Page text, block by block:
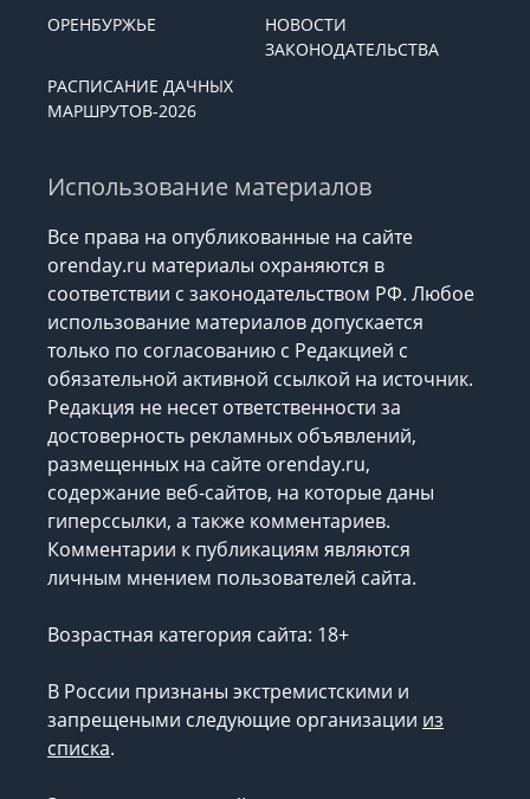
ОРЕНБУРЖЬЕ
НОВОСТИ
ЗАКОНОДАТЕЛЬСТВА
РАСПИСАНИЕ ДАЧНЫХ
МАРШРУТОВ-2026
Использование материалов
Все права на опубликованные на сайте
orenday.ru материалы охраняются в
соответствии с законодательством РФ. Любое
использование материалов допускается
только по согласованию с Редакцией с
обязательной активной ссылкой на источник.
Редакция не несет ответственности за
достоверность рекламных объявлений,
размещенных на сайте orenday.ru,
содержание веб-сайтов, на которые даны
гиперссылки, а также комментариев.
Комментарии к публикациям являются
личным мнением пользователей сайта.
Возрастная категория сайта: 18+
В России признаны экстремистскими и
запрещеными следующие организации из
списка.